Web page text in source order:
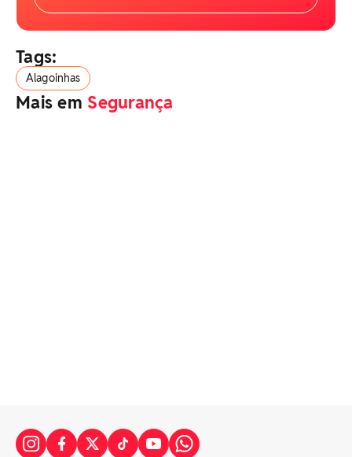
Tags:
Alagoinhas
Mais em Segurança